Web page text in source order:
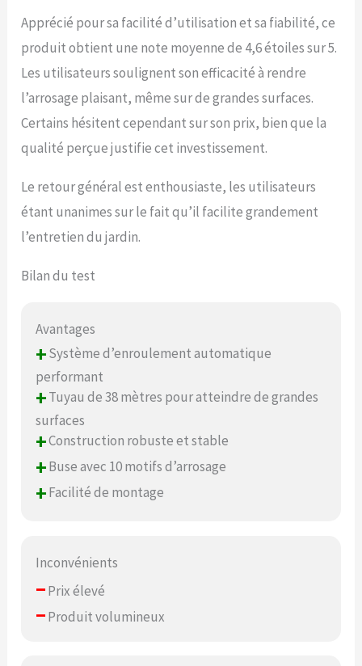
Bietor. Vous pouvez
ans de support après-
vente et de support
nous contacter pour des
solutions opportunes.
Apprécié pour sa facilité d’utilisation et sa fiabilité, ce
produit obtient une note moyenne de 4,6 étoiles sur 5.
Les utilisateurs soulignent son efficacité à rendre
l’arrosage plaisant, même sur de grandes surfaces.
Certains hésitent cependant sur son prix, bien que la
qualité perçue justifie cet investissement.
Le retour général est enthousiaste, les utilisateurs
étant unanimes sur le fait qu’il facilite grandement
l’entretien du jardin.
Bilan du test
Avantages
+Système d’enroulement automatique
performant
+Tuyau de 38 mètres pour atteindre de grandes
surfaces
+Construction robuste et stable
+Buse avec 10 motifs d’arrosage
+Facilité de montage
Inconvénients
–Prix élevé
–Produit volumineux